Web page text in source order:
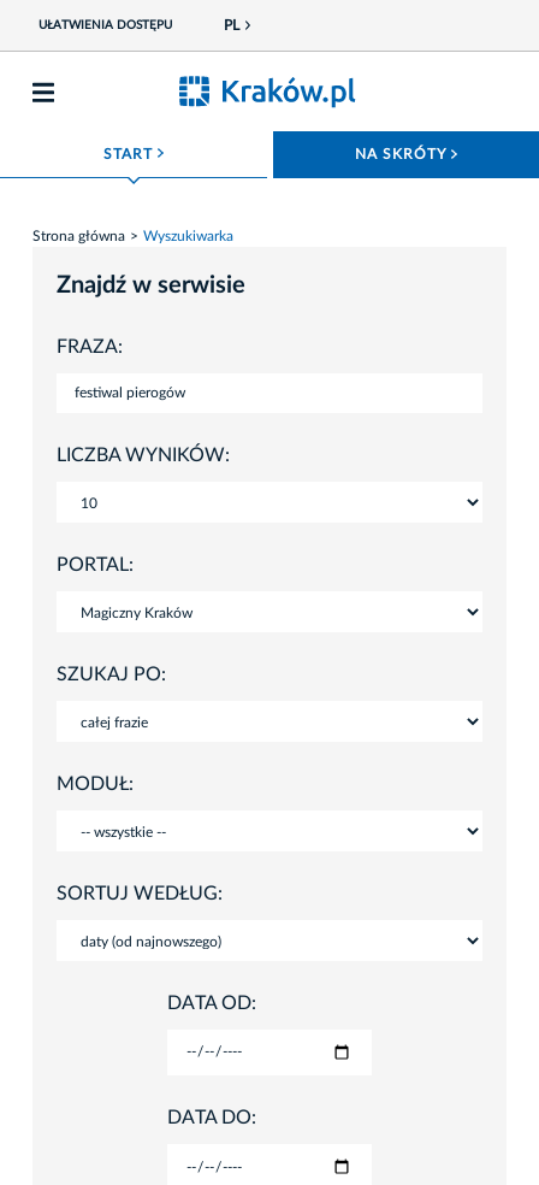
UŁATWIENIA DOSTĘPU PL
START ROZWIŃ MENU NA SKRÓTY
Strona główna Wyszukiwarka
Znajdź w serwisie
FRAZA:
LICZBA WYNIKÓW:
PORTAL:
SZUKAJ PO:
MODUŁ:
SORTUJ WEDŁUG:
DATA OD:
DATA DO: